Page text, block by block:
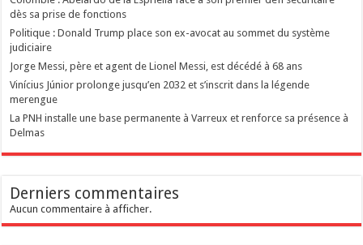
dès sa prise de fonctions
Politique : Donald Trump place son ex-avocat au sommet du système
judiciaire
Jorge Messi, père et agent de Lionel Messi, est décédé à 68 ans
Vinícius Júnior prolonge jusqu’en 2032 et s’inscrit dans la légende
merengue
La PNH installe une base permanente à Varreux et renforce sa présence à
Delmas
Derniers commentaires
Aucun commentaire à afficher.